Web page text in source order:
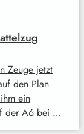
Zeuge jetzt
den Plan
ein
der A6 bei …